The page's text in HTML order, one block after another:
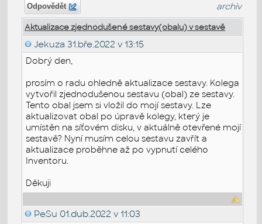
Odpovědět archiv
Aktualizace zjednodušené sestavy(obalu) v sestavě
Jekuza 31.bře.2022 v 13:15
Dobrý den,
prosím o radu ohledně aktualizace sestavy. Kolega
vytvořil zjednodušenou sestavu (obal) ze sestavy.
Tento obal jsem si vložil do mojí sestavy. Lze
aktualizovat obal po úpravě kolegy, který je
umístěn na síťovém disku, v aktuálně otevřené mojí
sestavě? Nyní musím celou sestavu zavřít a
aktualizace proběhne až po vypnutí celého
Inventoru.
Děkuji
PeSu 01.dub.2022 v 11:03